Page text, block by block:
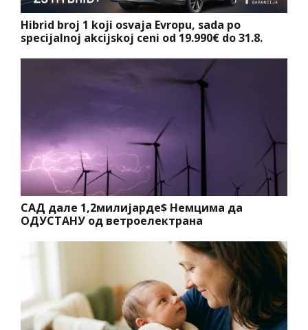
Hibrid broj 1 koji osvaja Evropu, sada po
specijalnoj akcijskoj ceni od 19.990€ do 31.8.
САД дале 1,2милијарде$ Немцима да
ОДУСТАНУ од ветроелектрана